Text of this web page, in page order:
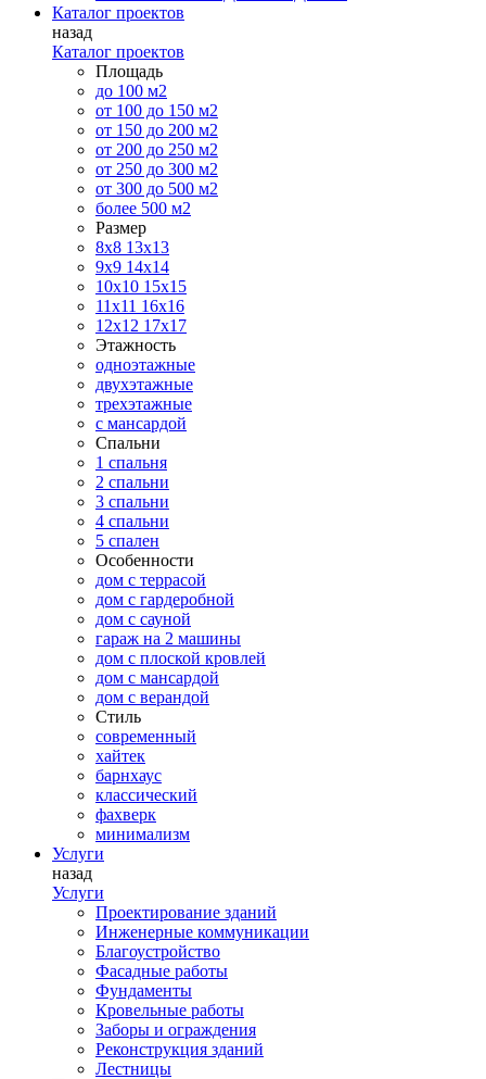
Каталог проектов
назад
Каталог проектов
Площадь
до 100 м2
от 100 до 150 м2
от 150 до 200 м2
от 200 до 250 м2
от 250 до 300 м2
от 300 до 500 м2
более 500 м2
Размер
8х8 13х13
9х9 14х14
10х10 15х15
11x11 16х16
12х12 17х17
Этажность
одноэтажные
двухэтажные
трехэтажные
с мансардой
Спальни
1 спальня
2 спальни
3 спальни
4 спальни
5 спален
Особенности
дом с террасой
дом с гардеробной
дом с сауной
гараж на 2 машины
дом с плоской кровлей
дом с мансардой
дом с верандой
Стиль
современный
хайтек
барнхаус
классический
фахверк
минимализм
Услуги
назад
Услуги
Проектирование зданий
Инженерные коммуникации
Благоустройство
Фасадные работы
Фундаменты
Кровельные работы
Заборы и ограждения
Реконструкция зданий
Лестницы